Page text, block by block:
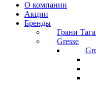
О компании
Акции
Бренды
Грани
Gresse